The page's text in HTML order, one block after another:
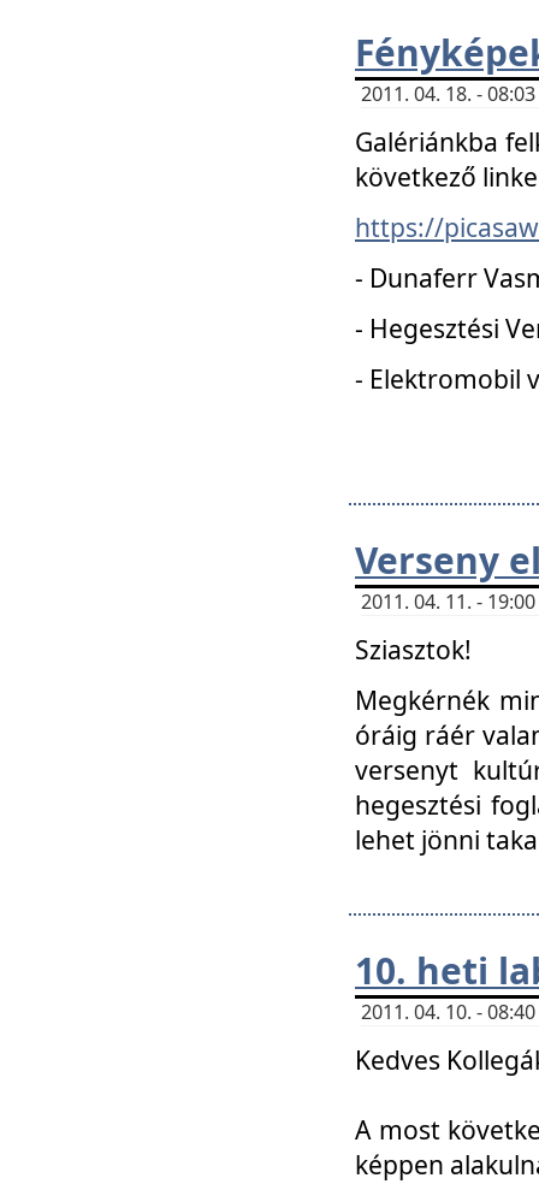
2011. 04. 18. -
Galériánkba
következő
https://
- Dunaferr
- Hegesztési
- Elektromobil
Verseny
2011. 04. 11. -
Sziasztok!
Megkérnék
óráig ráér
versenyt
hegesztési
lehet jönni
10. heti
2011. 04. 10. -
Kedves
A most
képpen